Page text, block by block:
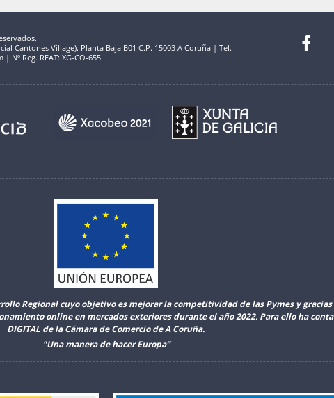
Cantones Village). Planta Baja B01 C.P. 15003 A Coruña | Tel.
Nº Reg. REAT: XG-CO-655
Regional cuyo objetivo es mejorar la competitividad de las Pymes y
online en mercados exteriores durante el año 2022. Para ello ha
DIGITAL de la Cámara de Comercio de A Coruña.
"Una manera de hacer Europa”